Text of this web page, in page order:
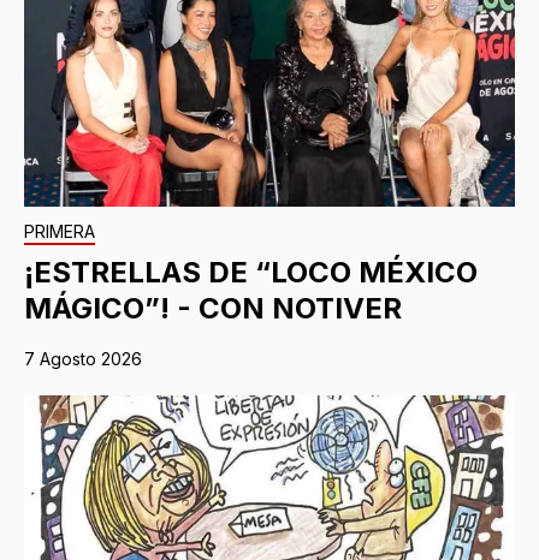
PRIMERA
¡ESTRELLAS DE “LOCO MÉXICO
MÁGICO”! - CON NOTIVER
7 Agosto 2026